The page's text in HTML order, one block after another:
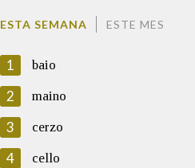
ESTA SEMANA ESTE MES
1 baio
2 maino
3 cerzo
4 cello